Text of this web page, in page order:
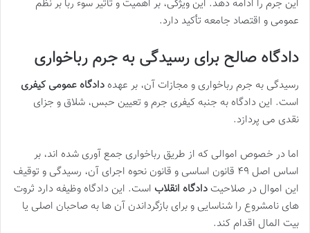
این جرم را ادامه دهد. این ویژگی، بر اهمیت و تأثیر سوء ربا بر نظم
عمومی و اقتصاد جامعه تأکید دارد.
دادگاه صالح برای رسیدگی به جرم رباخواری
رسیدگی به جرم رباخواری و مجازات آن، بر عهده دادگاه عمومی کیفری
است. این دادگاه به جنبه کیفری جرم و تعیین حبس، شلاق و جزای
نقدی می پردازد.
اما در خصوص اموالی که از طریق رباخواری جمع آوری شده اند، بر
اساس اصل ۴۹ قانون اساسی و قانون نحوه اجرای آن، رسیدگی و توقیف
این اموال در صلاحیت دادگاه انقلاب است. این دادگاه وظیفه دارد ثروت
های نامشروع را شناسایی و برای بازگرداندن آن ها به صاحبان اصلی یا
بیت المال اقدام کند.